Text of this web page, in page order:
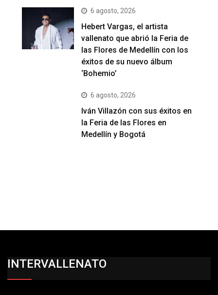
6 agosto, 2026
Hebert Vargas, el artista
vallenato que abrió la Feria de
las Flores de Medellín con los
éxitos de su nuevo álbum
‘Bohemio’
6 agosto, 2026
Iván Villazón con sus éxitos en
la Feria de las Flores en
Medellín y Bogotá
INTERVALLENATO